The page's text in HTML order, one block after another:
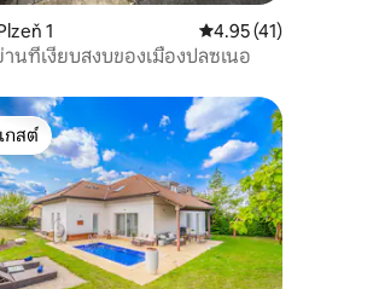
1 คะแนนเฉลี่ย 4.95 จาก
4.95 (41)
นที่เงียบสงบของเมืองปลซเนอ
กสต์
กสต์